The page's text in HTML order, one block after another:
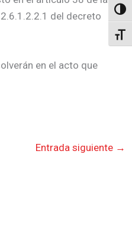
del decreto
en el acto que
Entrada siguiente →